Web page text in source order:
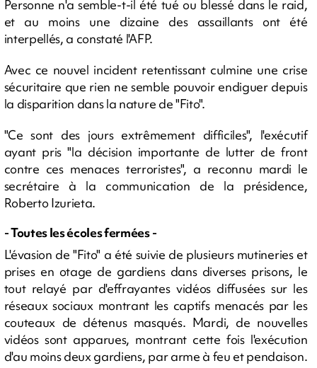
Personne n'a semble-t-il été tué ou blessé dans le raid,
et au moins une dizaine des assaillants ont été
interpellés, a constaté l'AFP.
Avec ce nouvel incident retentissant culmine une crise
sécuritaire que rien ne semble pouvoir endiguer depuis
la disparition dans la nature de "Fito".
"Ce sont des jours extrêmement difficiles", l'exécutif
ayant pris "la décision importante de lutter de front
contre ces menaces terroristes", a reconnu mardi le
secrétaire à la communication de la présidence,
Roberto Izurieta.
- Toutes les écoles fermées -
L'évasion de "Fito" a été suivie de plusieurs mutineries et
prises en otage de gardiens dans diverses prisons, le
tout relayé par d'effrayantes vidéos diffusées sur les
réseaux sociaux montrant les captifs menacés par les
couteaux de détenus masqués. Mardi, de nouvelles
vidéos sont apparues, montrant cette fois l'exécution
d'au moins deux gardiens, par arme à feu et pendaison.